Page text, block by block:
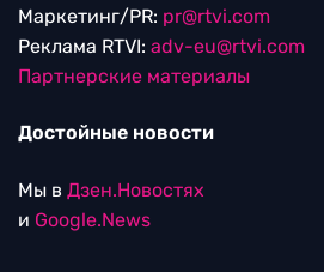
Маркетинг/PR: pr@rtvi.com
Реклама RTVI: adv-eu@rtvi.com
Партнерские материалы
Достойные новости
Мы в Дзен.Новостях
и Google.News